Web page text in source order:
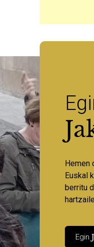
Hemen
Euskal
berritu
Egin